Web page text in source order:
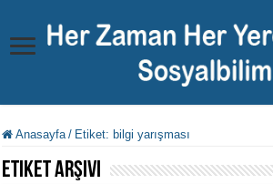
Anasayfa / Etiket:bilgi yarışması
Etiket Arşivi